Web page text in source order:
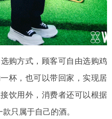
购方式，顾客可自由选购鸡
杯，也可以带回家，实现居
饮用外，消费者还可以根据
只属于自己的酒。